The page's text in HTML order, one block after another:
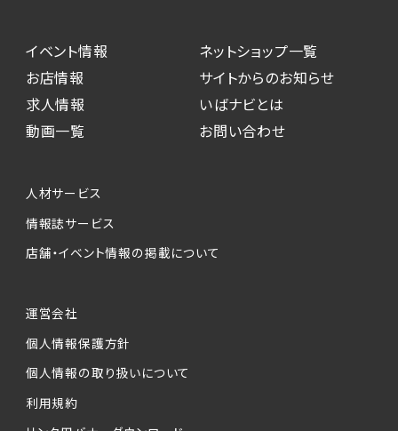
イベント情報
お店情報
求人情報
動画一覧
ネットショップ一覧
サイトからのお知らせ
いばナビとは
お問い合わせ
人材サービス
情報誌サービス
店舗・イベント情報の掲載について
運営会社
個人情報保護方針
個人情報の取り扱いについて
利用規約